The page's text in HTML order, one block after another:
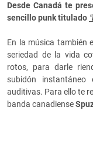
Desde Canadá te
sencillo punk titulado
En la música también
seriedad de la vida
rotos, para darle
subidón
auditivas. Para ello te
banda canadiense